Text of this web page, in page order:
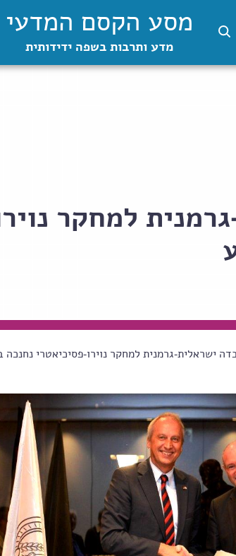
מסע הקסם המדעי
מדע ותרבות בשפה ידידותית
למחקר
ישראלית-גרמנית למחקר נוירו-פסיכיאטרי נחנכה